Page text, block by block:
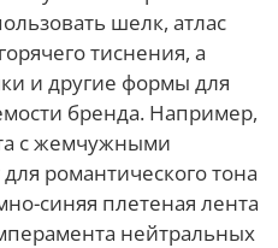
шелк, атлас
тиснения, а
и другие формы для
бренда. Например,
с жемчужными
романтического тона
синяя плетеная лента
нейтральных